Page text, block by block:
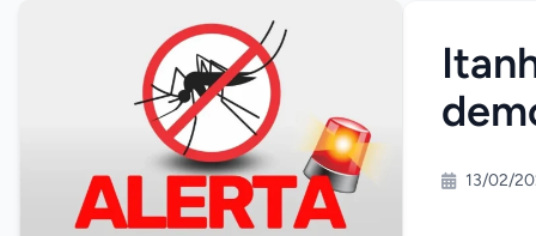
13/02/